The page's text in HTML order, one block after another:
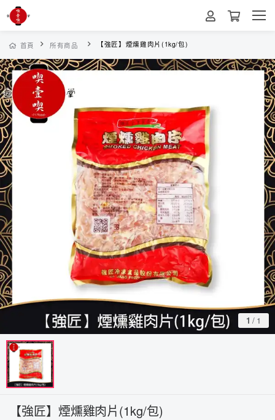
首頁 所有商品 【強匠】煙燻雞肉片(1kg/包)
1 / 1
【強匠】煙燻雞肉片(1kg/包)